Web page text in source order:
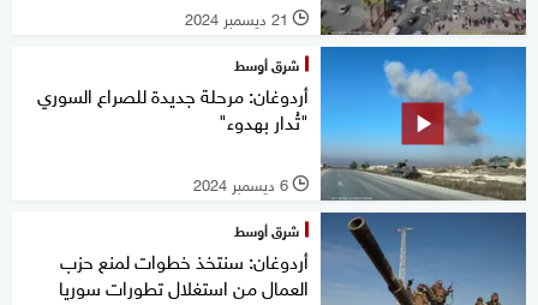
l 21 ديسمبر 2024
شرق أوسط
أردوغان: مرحلة جديدة للصراع السوري
"تُدار بهدوء"
l 6 ديسمبر 2024
شرق أوسط
أردوغان: سنتخذ خطوات لمنع حزب
العمال من استغلال تطورات سوريا